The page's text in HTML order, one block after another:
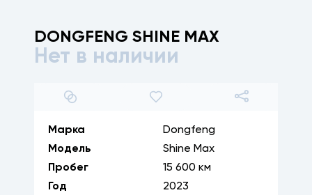
DONGFENG SHINE MAX
Нет в наличии
1/ 27
Марка
Dongfeng
Модель
Shine Max
Пробег
15 600 км
Год
2023